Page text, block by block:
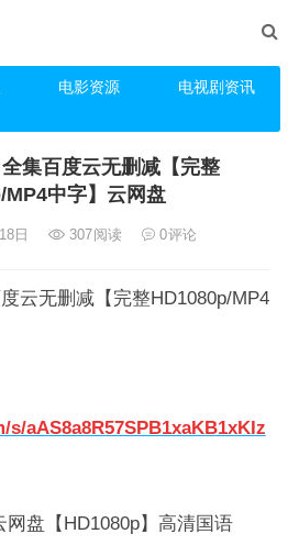
电影资源
电视剧资讯
全集百度云无删减【完整
MP4中字】云网盘
日 307阅读 0评论
云无删减【完整HD1080p/MP4
aAS8a8R57SPB1xaKB1xKIz
盘【HD1080p】高清国语